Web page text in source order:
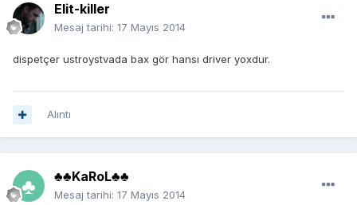
Elit-killer
Mesaj tarihi: 17 Mayıs 2014
dispetçer ustroystvada bax gör hansı driver yoxdur.
Alıntı
♣♣KaRoL♣♣
Mesaj tarihi: 17 Mayıs 2014